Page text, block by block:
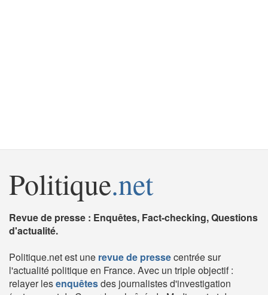
Politique.net
Revue de presse : Enquêtes, Fact-checking, Questions
d'actualité.
Politique.net est une revue de pressecentrée sur
l'actualité politique en France. Avec un triple objectif :
relayer lesenquêtesdes journalistes d'investigation